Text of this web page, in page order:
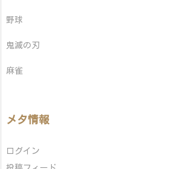
野球
鬼滅の刃
麻雀
メタ情報
ログイン